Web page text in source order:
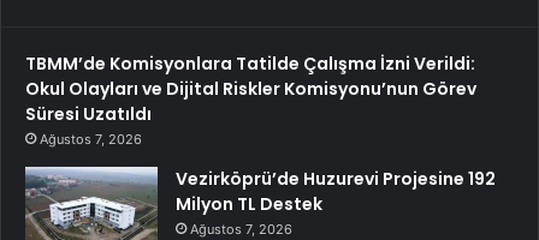
TBMM’de Komisyonlara Tatilde Çalışma İzni Verildi:
Okul Olayları ve Dijital Riskler Komisyonu’nun Görev
Süresi Uzatıldı
Ağustos 7, 2026
Vezirköprü’de Huzurevi Projesine 192
Milyon TL Destek
Ağustos 7, 2026